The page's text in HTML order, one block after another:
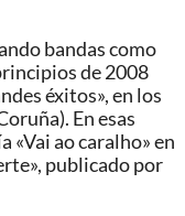
bandas como
de 2008
éxitos», en los
En esas
«Vai ao caralho» en
publicado por